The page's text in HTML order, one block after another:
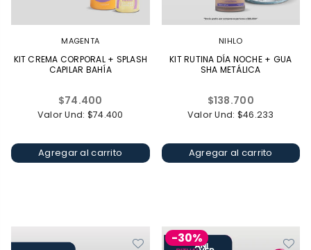
MAGENTA
KIT CREMA CORPORAL + SPLASH
CAPILAR BAHÍA
Precio
habitual
$74.400
Valor Und: $74.400
Agregar al carrito
NIHLO
KIT RUTINA DÍA NOCHE + GUA
SHA METÁLICA
Precio
habitual
$138.700
Valor Und: $46.233
Agregar al carrito
-30%